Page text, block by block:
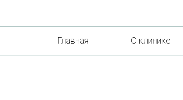
Главная О клинике